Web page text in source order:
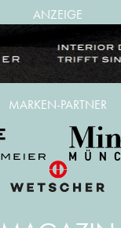
ANZEIGE